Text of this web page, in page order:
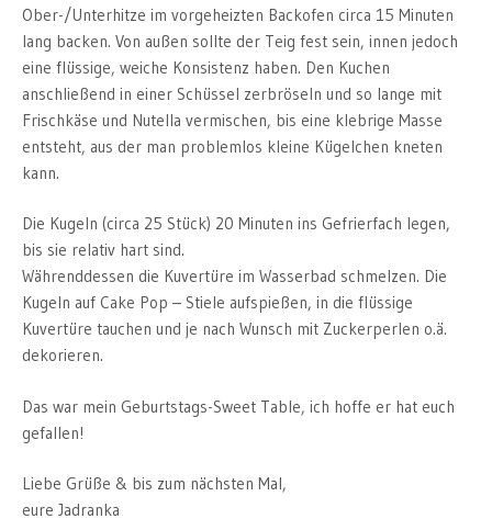
Ober-/Unterhitze im vorgeheizten Backofen circa 15 Minuten
lang backen. Von außen sollte der Teig fest sein, innen jedoch
eine flüssige, weiche Konsistenz haben. Den Kuchen
anschließend in einer Schüssel zerbröseln und so lange mit
Frischkäse und Nutella vermischen, bis eine klebrige Masse
entsteht, aus der man problemlos kleine Kügelchen kneten
kann.
Die Kugeln (circa 25 Stück) 20 Minuten ins Gefrierfach legen,
bis sie relativ hart sind.
Währenddessen die Kuvertüre im Wasserbad schmelzen. Die
Kugeln auf Cake Pop – Stiele aufspießen, in die flüssige
Kuvertüre tauchen und je nach Wunsch mit Zuckerperlen o.ä.
dekorieren.
Das war mein Geburtstags-Sweet Table, ich hoffe er hat euch
gefallen!
Liebe Grüße & bis zum nächsten Mal,
eure Jadranka